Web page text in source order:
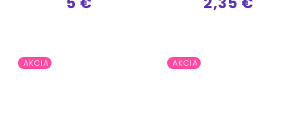
AKCIA AKCIA